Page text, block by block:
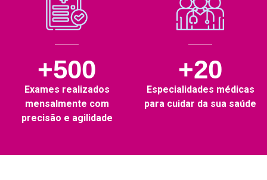
+500
Exames realizados
mensalmente com
precisão e agilidade
+20
Especialidades médicas
para cuidar da sua saúde